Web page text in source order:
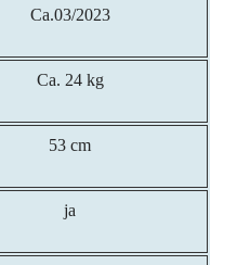
Ca.03/2023
Ca. 24 kg
53 cm
ja